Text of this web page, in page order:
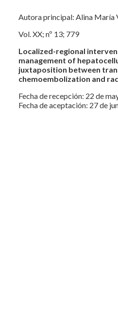
Autora principal: Alina María
Vol. XX; nº 13; 779
Localized-regional
management of
juxtaposition between
chemoembolization and
Fecha de recepción: 22 de
Fecha de aceptación: 27 de